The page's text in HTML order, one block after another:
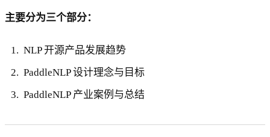
主要分为三个部分：
NLP 开源产品发展趋势
PaddleNLP 设计理念与目标
PaddleNLP 产业案例与总结